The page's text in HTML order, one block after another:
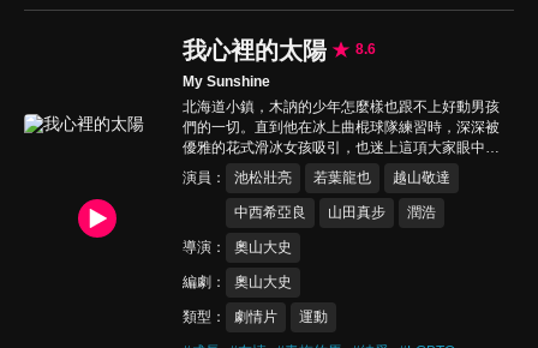
我心裡的太陽
8.6
My Sunshine
北海道小鎮，木訥的少年怎麼樣也跟不上好動男孩
們的一切。直到他在冰上曲棍球隊練習時，深深被
優雅的花式滑冰女孩吸引，也迷上這項大家眼中陰
柔的運動。場外，擔任教練的退役名將見狀後，不
但從頭教導男孩，還安排女孩和少年搭檔，準備參
加雙人滑冰舞蹈比賽。沒想到一次偶然，讓教練的
演員 池松壯亮 若葉龍也 越山敬達
中西希亞良 山田真步 潤浩
導演 奧山大史
編劇 奧山大史
類型 劇情片 運動